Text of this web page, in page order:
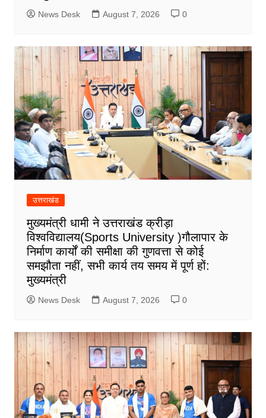
News Desk August 7, 2026 0
उत्तराखंड
मुख्यमंत्री धामी ने उत्तराखंड क्रीड़ा
विश्वविद्यालय(Sports University )गौलापार के
निर्माण कार्यों की समीक्षा की गुणवत्ता से कोई
समझौता नहीं, सभी कार्य तय समय में पूर्ण हों:
मुख्यमंत्री
News Desk August 7, 2026 0